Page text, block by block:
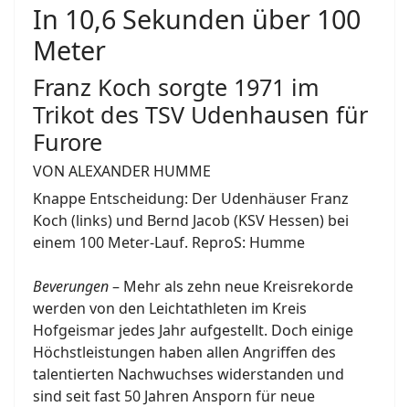
In 10,6 Sekunden über 100
Meter
Franz Koch sorgte 1971 im
Trikot des TSV Udenhausen für
Furore
VON ALEXANDER HUMME
Knappe Entscheidung: Der Udenhäuser Franz
Koch (links) und Bernd Jacob (KSV Hessen) bei
einem 100 Meter-Lauf. ReproS: Humme
Beverungen– Mehr als zehn neue Kreisrekorde
werden von den Leichtathleten im Kreis
Hofgeismar jedes Jahr aufgestellt. Doch einige
Höchstleistungen haben allen Angriffen des
talentierten Nachwuchses widerstanden und
sind seit fast 50 Jahren Ansporn für neue